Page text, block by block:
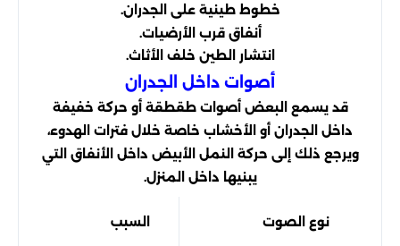
خطوط طينية على الجدران.
أنفاق قرب الأرضيات.
انتشار الطين خلف الأثاث.
أصوات داخل الجدران
قد يسمع البعض أصوات طقطقة أو حركة خفيفة
داخل الجدران أو الأخشاب خاصة خلال فترات الهدوء،
ويرجع ذلك إلى حركة النمل الأبيض داخل الأنفاق التي
يبنيها داخل المنزل.
نوع الصوت السبب